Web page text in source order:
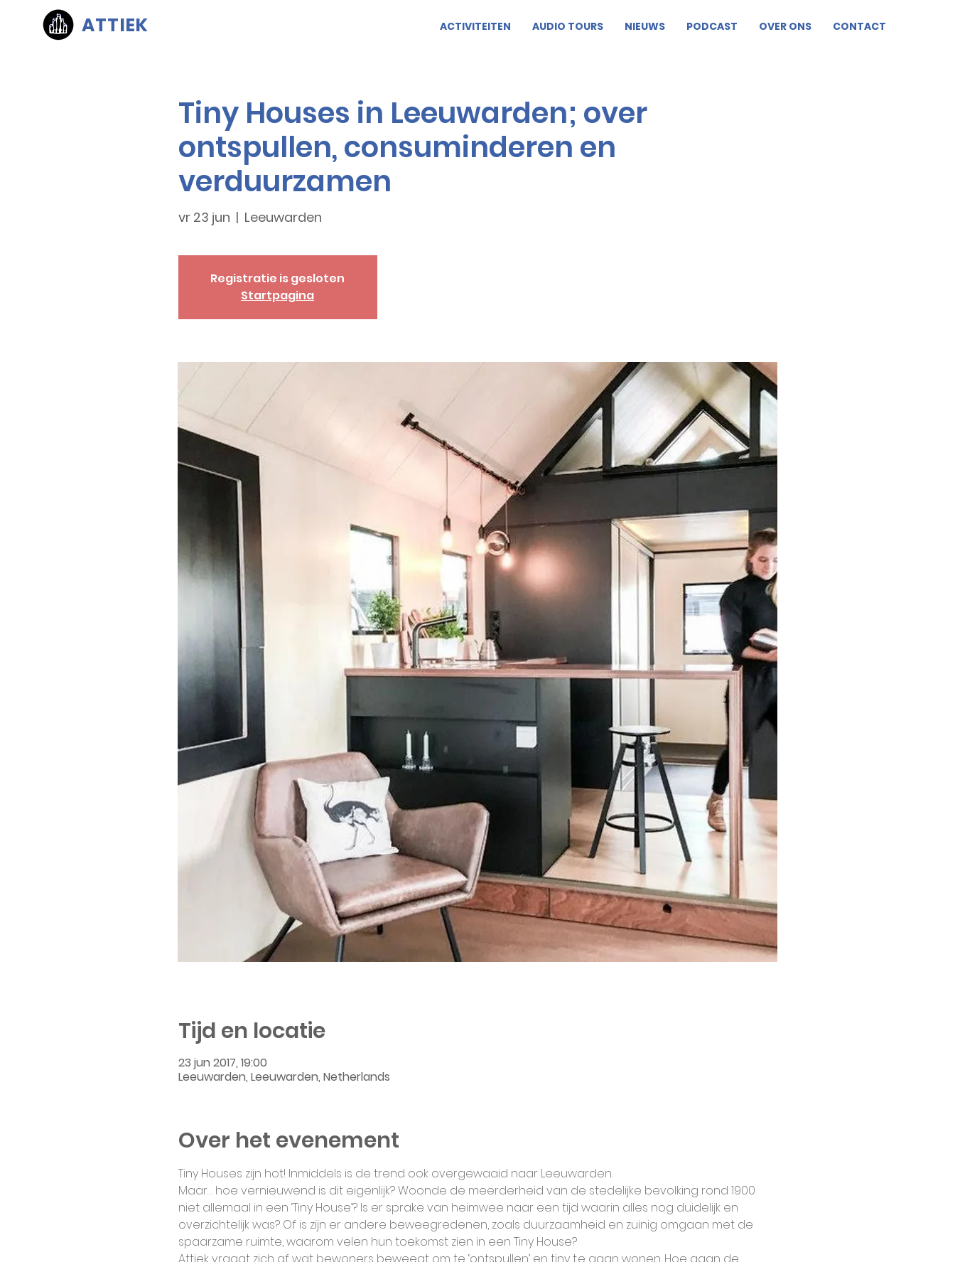
ATTIEK ACTIVITEITEN AUDIO TOURS NIEUWS PODCAST OVER ONS CONTACT
Tiny Houses in Leeuwarden; over
ontspullen, consuminderen en
verduurzamen
vr 23 jun
  |
Leeuwarden
Registratie is gesloten
Startpagina
Tijd en locatie
23 jun 2017, 19:00
Leeuwarden, Leeuwarden, Netherlands
Over het evenement
Tiny Houses zijn hot! Inmiddels is de trend ook overgewaaid naar Leeuwarden.
Maar… hoe vernieuwend is dit eigenlijk? Woonde de meerderheid van de stedelijke bevolking rond 1900
niet allemaal in een ‘Tiny House’? Is er sprake van heimwee naar een tijd waarin alles nog duidelijk en
overzichtelijk was? Of is zijn er andere beweegredenen, zoals duurzaamheid en zuinig omgaan met de
spaarzame ruimte, waarom velen hun toekomst zien in een Tiny House?